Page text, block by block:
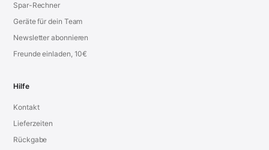
Spar-Rechner
Geräte für dein Team
Newsletter abonnieren
Freunde einladen, 10€
Hilfe
Kontakt
Lieferzeiten
Rückgabe